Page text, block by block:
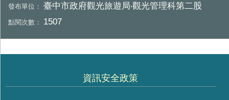
發布單位：臺中市政府觀光旅遊局‧觀光管理科第二股
點閱次數： 1507
資訊安全政策